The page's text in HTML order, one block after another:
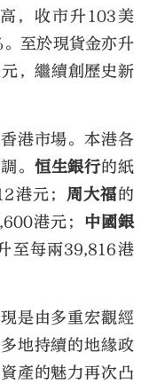
，收市升103美
至於現貨金亦升
，繼續創歷史新
港市場。本港各
。 恒生銀行的紙
港元； 周大福的
港元； 中國銀
至每兩39,816港
是由多重宏觀經
地持續的地緣政
產的魅力再次凸